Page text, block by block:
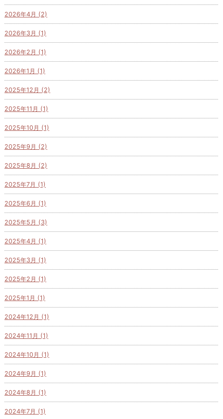
2026年4月 (2)
2026年3月 (1)
2026年2月 (1)
2026年1月 (1)
2025年12月 (2)
2025年11月 (1)
2025年10月 (1)
2025年9月 (2)
2025年8月 (2)
2025年7月 (1)
2025年6月 (1)
2025年5月 (3)
2025年4月 (1)
2025年3月 (1)
2025年2月 (1)
2025年1月 (1)
2024年12月 (1)
2024年11月 (1)
2024年10月 (1)
2024年9月 (1)
2024年8月 (1)
2024年7月 (1)